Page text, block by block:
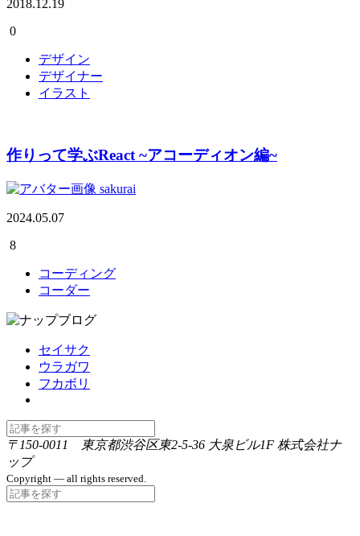
2018.12.19
0
デザイン
デザイナー
イラスト
作りって学ぶReact ~アコーディオン編~
sakurai
2024.05.07
8
コーディング
コーダー
セイサク
ウラガワ
フカボリ
〒150-0011 東京都渋谷区東2-5-36 大泉ビル1F 株式会社ナ
ップ
Copyright — all rights reserved.